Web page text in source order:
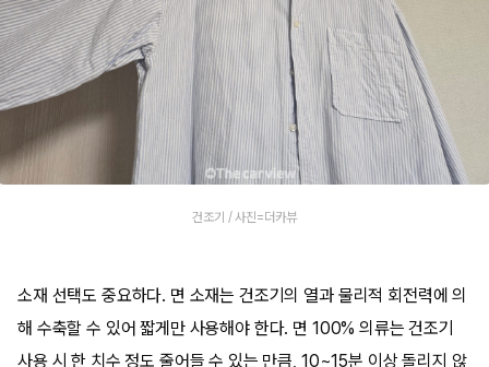
건조기 / 사진=더카뷰
소재 선택도 중요하다. 면 소재는 건조기의 열과 물리적 회전력에 의
해 수축할 수 있어 짧게만 사용해야 한다. 면 100% 의류는 건조기
사용 시 한 치수 정도 줄어들 수 있는 만큼, 10~15분 이상 돌리지 않